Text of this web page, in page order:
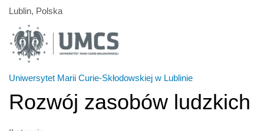
Lublin, Polska
Uniwersytet Marii Curie-Skłodowskiej w Lublinie
Rozwój zasobów ludzkich